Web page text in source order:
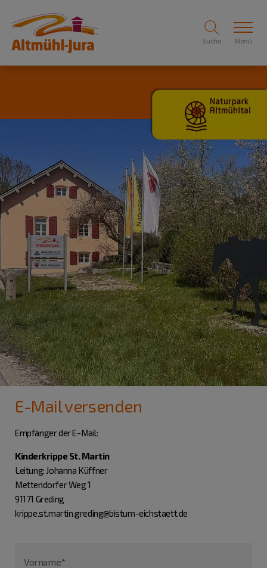
Suche Menü
E-Mail versenden
Empfänger der E-Mail:
Kinderkrippe St. Martin
Leitung: Johanna Küffner
Mettendorfer Weg 1
91171 Greding
krippe.st.martin.greding@bistum-eichstaett.de
Vorname*